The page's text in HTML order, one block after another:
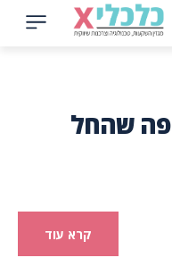
שהחל
קרא עוד